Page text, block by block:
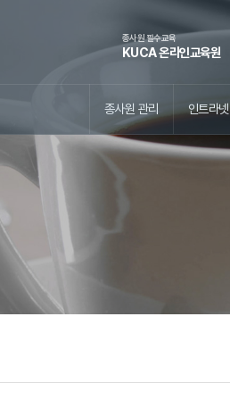
종사원 필수교육
KUCA 온라인교육원
종사원 관리 인트라넷